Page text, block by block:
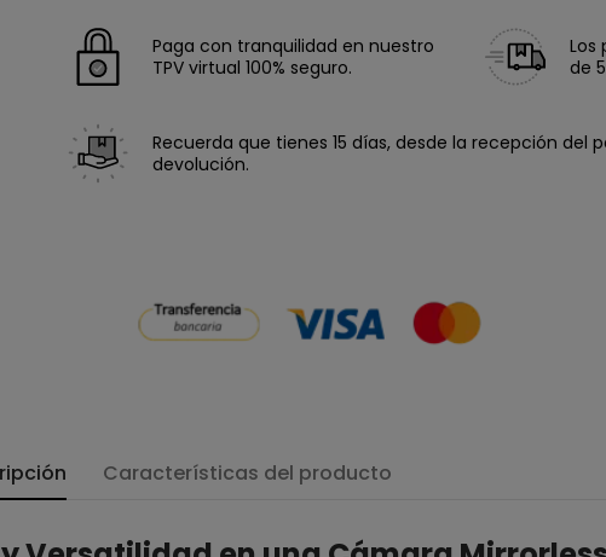
Paga con tranquilidad en nuestro
TPV virtual 100% seguro.
Los
de
Recuerda que tienes 15 días, desde la recepción del
devolución.
Características del producto